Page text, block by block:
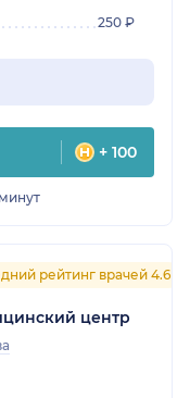
250 ₽
+ 100
рейтинг врачей 4.6
центр